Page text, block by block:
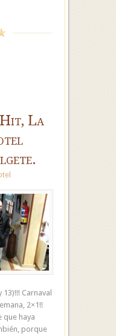
La
13)!!! Carnaval
2×1!!
que haya
porque